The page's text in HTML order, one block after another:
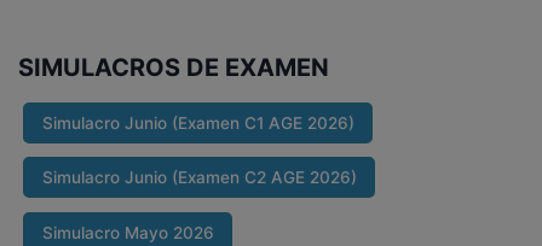
SIMULACROS DE EXAMEN
Simulacro Junio (Examen C1 AGE 2026)
Simulacro Junio (Examen C2 AGE 2026)
Simulacro Mayo 2026